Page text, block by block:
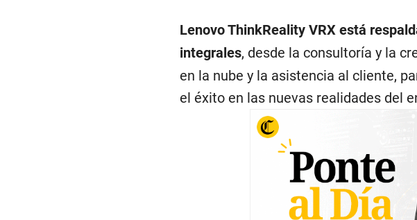
Lenovo ThinkReality VRX está
integrales, desde la consultoría y la
en la nube y la asistencia al cliente,
el éxito en las nuevas realidades del